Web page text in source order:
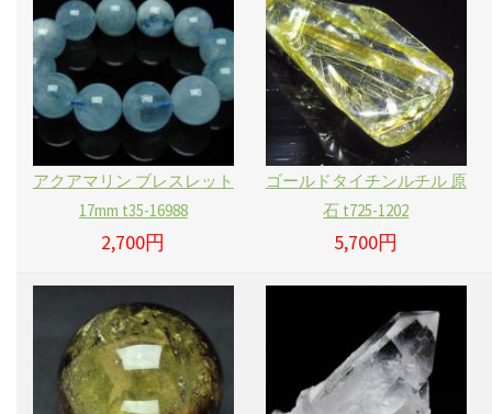
アクアマリン ブレスレット
17mm t35-16988
2,700円
ゴールドタイチンルチル 原
石 t725-1202
5,700円